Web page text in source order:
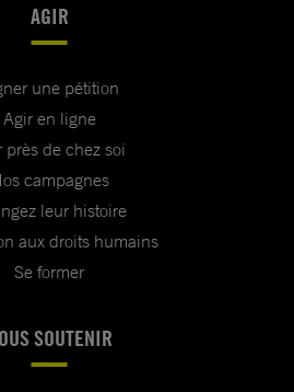
AGIR
une pétition
Agir en ligne
près de chez soi
campagnes
leur histoire
aux droits humains
Se former
SOUTENIR